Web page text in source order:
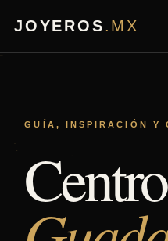
JOYEROS.MX
GUÍA, INSPIRACIÓN Y